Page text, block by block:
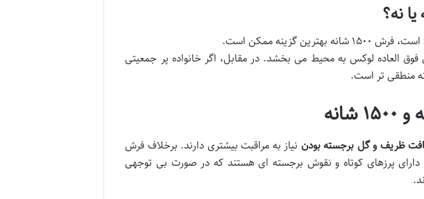
گزینه ممکن است.
العاده لوکس به محیط می بخشد. در مقابل، اگر خانواده پر جمعیتی
ظریف و گل برجسته بودن نیاز به مراقبت بیشتری دارند. برخلاف فرش
دارای پرزهای کوتاه و نقوش برجسته ای هستند که در صورت بی توجهی